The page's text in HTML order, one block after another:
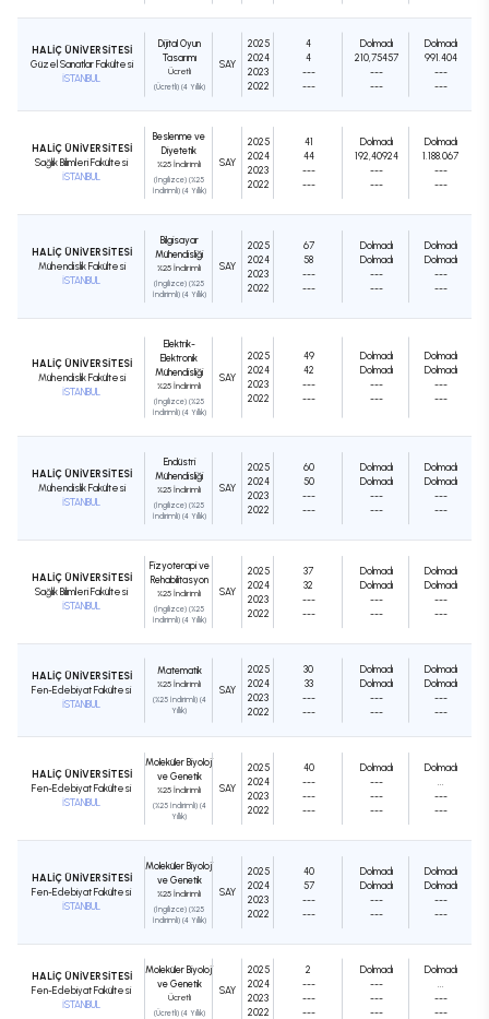
HALİÇ ÜNİVERSİTESİ
Güzel Sanatlar Fakültesi
İSTANBUL
Dijital Oyun
Tasarımı
Ücretli
(Ücretli) (4 Yıllık)
SAY
2025
2024
2023
2022
4
4
---
---
Dolmadı
210,75457
---
---
Dolmadı
991.404
---
---
HALİÇ ÜNİVERSİTESİ
Sağlık Bilimleri Fakültesi
İSTANBUL
Beslenme ve
Diyetetik
%25 İndirimli
(İngilizce) (%25
İndirimli) (4 Yıllık)
SAY
2025
2024
2023
2022
41
44
---
---
Dolmadı
192,40924
---
---
Dolmadı
1.188.067
---
---
HALİÇ ÜNİVERSİTESİ
Mühendislik Fakültesi
İSTANBUL
Bilgisayar
Mühendisliği
%25 İndirimli
(İngilizce) (%25
İndirimli) (4 Yıllık)
SAY
2025
2024
2023
2022
67
58
---
---
Dolmadı
Dolmadı
---
---
Dolmadı
Dolmadı
---
---
HALİÇ ÜNİVERSİTESİ
Mühendislik Fakültesi
İSTANBUL
Elektrik-
Elektronik
Mühendisliği
%25 İndirimli
(İngilizce) (%25
İndirimli) (4 Yıllık)
SAY
2025
2024
2023
2022
49
42
---
---
Dolmadı
Dolmadı
---
---
Dolmadı
Dolmadı
---
---
HALİÇ ÜNİVERSİTESİ
Mühendislik Fakültesi
İSTANBUL
Endüstri
Mühendisliği
%25 İndirimli
(İngilizce) (%25
İndirimli) (4 Yıllık)
SAY
2025
2024
2023
2022
60
50
---
---
Dolmadı
Dolmadı
---
---
Dolmadı
Dolmadı
---
---
HALİÇ ÜNİVERSİTESİ
Sağlık Bilimleri Fakültesi
İSTANBUL
Fizyoterapi ve
Rehabilitasyon
%25 İndirimli
(İngilizce) (%25
İndirimli) (4 Yıllık)
SAY
2025
2024
2023
2022
37
32
---
---
Dolmadı
Dolmadı
---
---
Dolmadı
Dolmadı
---
---
HALİÇ ÜNİVERSİTESİ
Fen-Edebiyat Fakültesi
İSTANBUL
Matematik
%25 İndirimli
(%25 İndirimli) (4
Yıllık)
SAY
2025
2024
2023
2022
30
33
---
---
Dolmadı
Dolmadı
---
---
Dolmadı
Dolmadı
---
---
HALİÇ ÜNİVERSİTESİ
Fen-Edebiyat Fakültesi
İSTANBUL
Moleküler Biyoloji
ve Genetik
%25 İndirimli
(%25 İndirimli) (4
Yıllık)
SAY
2025
2024
2023
2022
40
---
---
---
Dolmadı
---
---
---
Dolmadı
---
---
HALİÇ ÜNİVERSİTESİ
Fen-Edebiyat Fakültesi
İSTANBUL
Moleküler Biyoloji
ve Genetik
%25 İndirimli
(İngilizce) (%25
İndirimli) (4 Yıllık)
SAY
2025
2024
2023
2022
40
57
---
---
Dolmadı
Dolmadı
---
---
Dolmadı
Dolmadı
---
---
HALİÇ ÜNİVERSİTESİ
Fen-Edebiyat Fakültesi
İSTANBUL
Moleküler Biyoloji
ve Genetik
Ücretli
(Ücretli) (4 Yıllık)
SAY
2025
2024
2023
2022
2
---
---
---
Dolmadı
---
---
---
Dolmadı
---
---